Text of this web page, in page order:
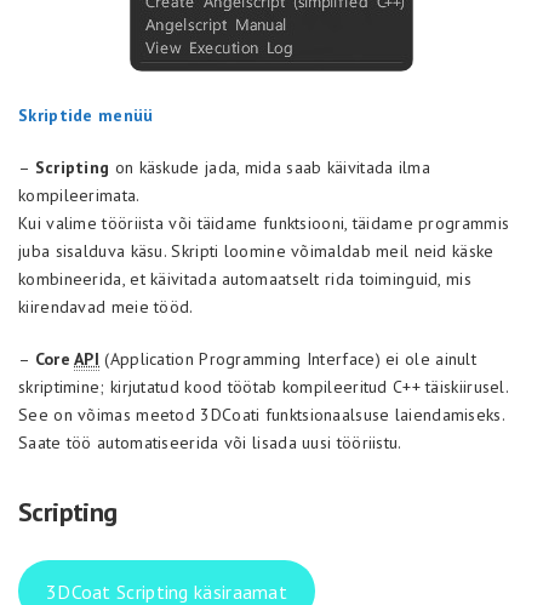
Skriptide menüü
– Scripting on käskude jada, mida saab käivitada ilma
kompileerimata.
Kui valime tööriista või täidame funktsiooni, täidame programmis
juba sisalduva käsu. Skripti loomine võimaldab meil neid käske
kombineerida, et käivitada automaatselt rida toiminguid, mis
kiirendavad meie tööd.
– CoreAPI (Application Programming Interface) ei ole ainult
skriptimine; kirjutatud kood töötab kompileeritud C++ täiskiirusel.
See on võimas meetod 3DCoati funktsionaalsuse laiendamiseks.
Saate töö automatiseerida või lisada uusi tööriistu.
Scripting
3DCoat Scripting käsiraamat